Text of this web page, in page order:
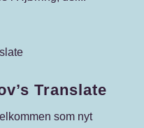
Translate
som nyt